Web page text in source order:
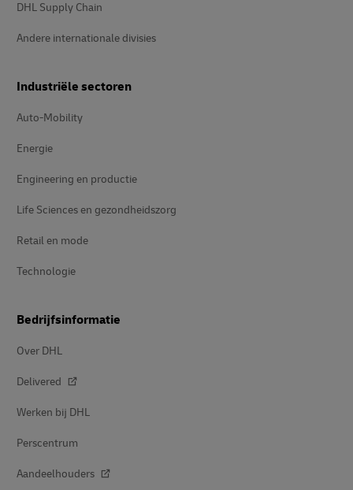
DHL Supply Chain
Andere internationale divisies
Industriële sectoren
Auto-Mobility
Energie
Engineering en productie
Life Sciences en gezondheidszorg
Retail en mode
Technologie
Bedrijfsinformatie
Over DHL
Delivered
Werken bij DHL
Perscentrum
Aandeelhouders